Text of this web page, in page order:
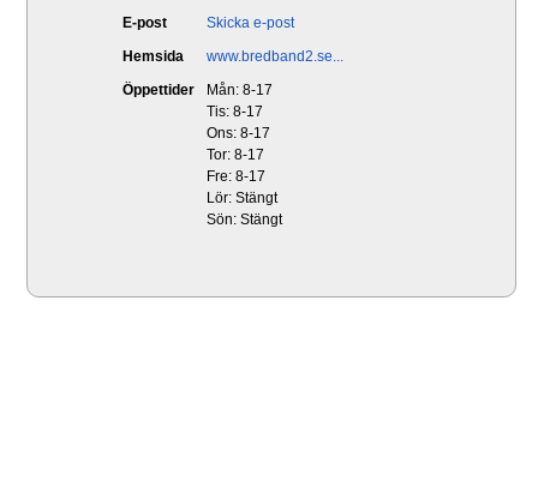
E-post
Skicka e-post
Hemsida
www.bredband2.se...
Öppettider
Mån: 8-17
Tis: 8-17
Ons: 8-17
Tor: 8-17
Fre: 8-17
Lör: Stängt
Sön: Stängt